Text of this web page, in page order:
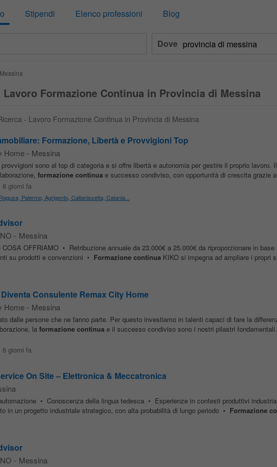
Stipendi Elenco professioni Blog
Dove
Messina
Formazione Continua in Provincia di Messina
- Lavoro Formazione Continua in Provincia di Messina
Formazione, Libertà e Provvigioni Top
Home - Messina
sono al top di categoria e si offre libertà e autonomia per gestire il proprio lavoro.
formazione continuae successo condiviso, con opportunità di crescita grazie
6 giorni fa
Palermo, Agrigento, Caltanissetta, Catania...
- Messina
COSA OFFRIAMO • Retribuzione annuale da 23.000€ a 25.000€ da riproporzionare in
su prodotti e convenzioni • Formazione continuaKIKO si impegna ad ampliare i propri
Consulente Remax City Home
Home - Messina
dalle persone che ne fanno parte. Per questo investiamo in talenti capaci di fare la
la formazione continuae il successo condiviso sono i nostri pilastri
6 giorni fa
On Site – Elettronica & Meccatronica
• Conoscenza della lingua tedesca • Esperienze in contesti produttivi
in un progetto industriale strategico, con alta probabilità di lungo periodo • Formazione
- Messina